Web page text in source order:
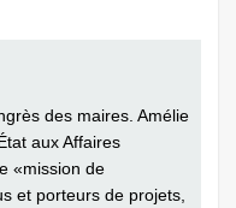
des maires. Amélie
aux Affaires
«mission de
et porteurs de projets,